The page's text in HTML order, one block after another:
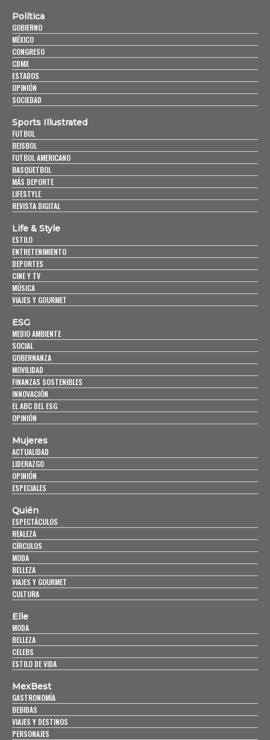
Política
GOBIERNO
MÉXICO
CONGRESO
CDMX
ESTADOS
OPINIÓN
SOCIEDAD
Sports Illustrated
FUTBOL
BEISBOL
FUTBOL AMERICANO
BASQUETBOL
MÁS DEPORTE
LIFESTYLE
REVISTA DIGITAL
Life & Style
ESTILO
ENTRETENIMIENTO
DEPORTES
CINE Y TV
MÚSICA
VIAJES Y GOURMET
ESG
MEDIO AMBIENTE
SOCIAL
GOBERNANZA
MOVILIDAD
FINANZAS SOSTENIBLES
INNOVACIÓN
EL ABC DEL ESG
OPINIÓN
Mujeres
ACTUALIDAD
LIDERAZGO
OPINIÓN
ESPECIALES
Quién
ESPECTÁCULOS
REALEZA
CÍRCULOS
MODA
BELLEZA
VIAJES Y GOURMET
CULTURA
Elle
MODA
BELLEZA
CELEBS
ESTILO DE VIDA
MexBest
GASTRONOMÍA
BEBIDAS
VIAJES Y DESTINOS
PERSONAJES